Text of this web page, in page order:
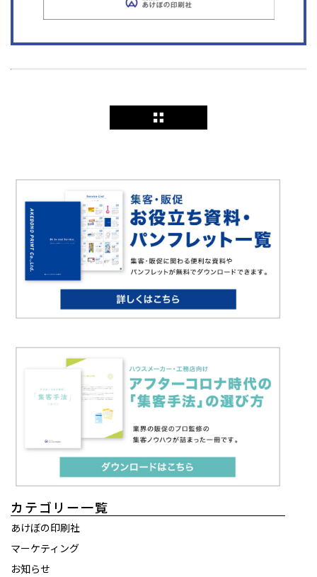
カテゴリー一覧
あけぼの印刷社
マーケティング
お知らせ